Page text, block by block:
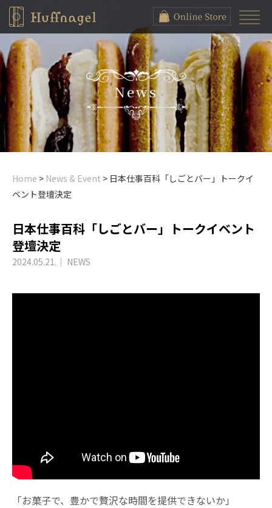
News
Home > News & Event > 日本仕事百科「しごとバー」トークイ
ベント登壇決定
日本仕事百科「しごとバー」トークイベント
登壇決定
2024.05.21. ｜ NEWS
「お菓子で、豊かで贅沢な時間を提供できないか」